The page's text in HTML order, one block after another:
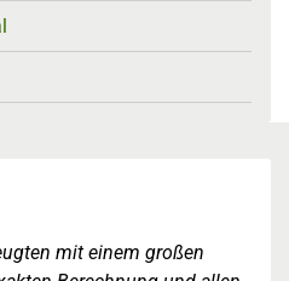
mit einem großen